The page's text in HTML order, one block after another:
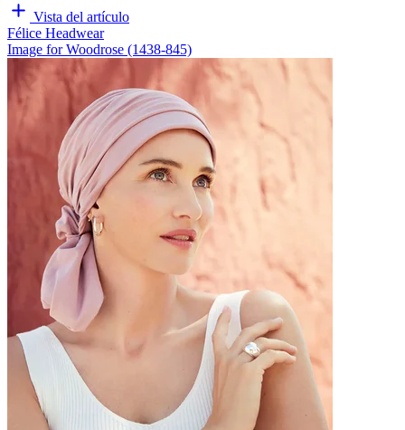
Vista del artículo
Félice Headwear
Image for Woodrose (1438-845)